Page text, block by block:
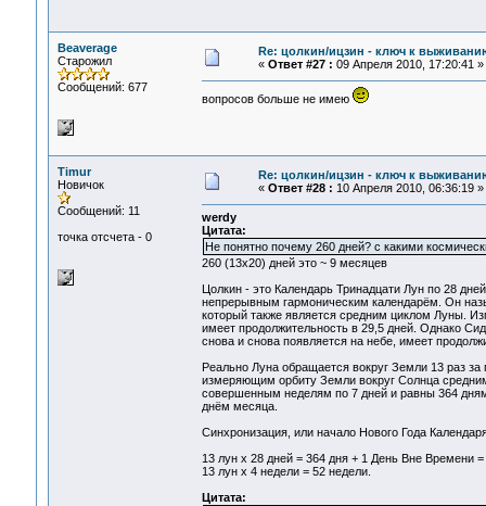
Beaverage
Старожил
Сообщений: 677
Re: цолкин/ицзин - ключ к
« Ответ #27 : 09 Апреля 2010, 17:20:41 »
вопросов больше не имею
Timur
Новичок
Сообщений: 11
точка отсчета - 0
Re: цолкин/ицзин - ключ к
« Ответ #28 : 10 Апреля 2010, 06:36:19 »
werdy
Цитата:
Не понятно почему 260 дней? с какими
260 (13х20) дней это ~ 9 месяцев
Цолкин - это Календарь Тринадцати Лун по 28
непрерывным гармоническим календарём. Он
который также является средним циклом Луны.
имеет продолжительность в 29,5 дней. Однако
снова и снова появляется на небе, имеет
Реально Луна обращается вокруг Земли 13 раз
измеряющим орбиту Земли вокруг Солнца
совершенным неделям по 7 дней и равны 364
днём месяца.
Синхронизация, или начало Нового Года
13 лун х 28 дней = 364 дня + 1 День Вне Времени =
13 лун х 4 недели = 52 недели.
Цитата: